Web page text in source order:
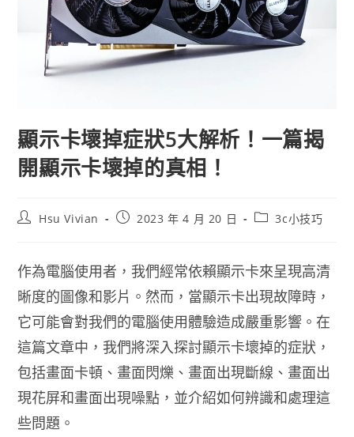
顯示卡壞掉症狀5大解析！一篇揭
開顯示卡壞掉的真相！
Hsu Vivian 2023 年 4 月 20 日 3c小技巧
作為電腦使用者，我們經常依賴顯示卡來呈現高清
晰度的圖像和影片。然而，當顯示卡出現故障時，
它可能會對我們的電腦使用體驗造成嚴重影響。在
這篇文章中，我們將深入探討顯示卡壞掉的症狀，
包括畫面卡頓、畫面閃爍、畫面出現斷線、畫面出
現花屏和畫面出現噪點，並介紹如何辨識和處理這
些問題。